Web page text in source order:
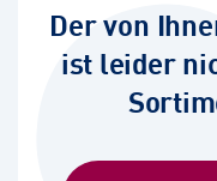
Der von
ist leider